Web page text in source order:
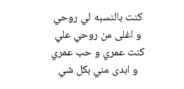
كنت بالنسبه لي روحي
و اغلى من روحي علي
كنت عمري و حب عمري
و ابدى مني بكل شي